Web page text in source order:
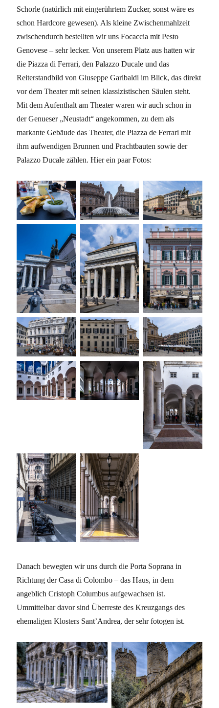
Schorle (natürlich mit eingerührtem Zucker, sonst wäre es
schon Hardcore gewesen). Als kleine Zwischenmahlzeit
zwischendurch bestellten wir uns Focaccia mit Pesto
Genovese – sehr lecker. Von unserem Platz aus hatten wir
die Piazza di Ferrari, den Palazzo Ducale und das
Reiterstandbild von Giuseppe Garibaldi im Blick, das direkt
vor dem Theater mit seinen klassizistischen Säulen steht.
Mit dem Aufenthalt am Theater waren wir auch schon in
der Genueser „Neustadt“ angekommen, zu dem als
markante Gebäude das Theater, die Piazza de Ferrari mit
ihrn aufwendigen Brunnen und Prachtbauten sowie der
Palazzo Ducale zählen. Hier ein paar Fotos:
Danach bewegten wir uns durch die Porta Soprana in
Richtung der Casa di Colombo – das Haus, in dem
angeblich Cristoph Columbus aufgewachsen ist.
Ummittelbar davor sind Überreste des Kreuzgangs des
ehemaligen Klosters Sant’Andrea, der sehr fotogen ist.